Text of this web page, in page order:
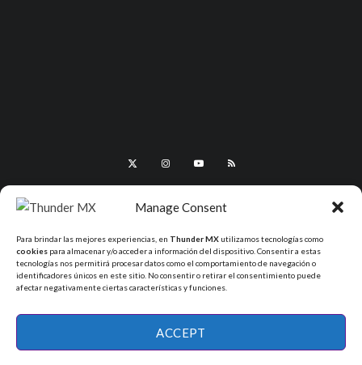
Manage Consent
Para brindar las mejores experiencias, en Thunder MX utilizamos tecnologías como
cookies para almacenar y/o acceder a información del dispositivo. Consentir a estas
tecnologías nos permitirá procesar datos como el comportamiento de navegación o
identificadores únicos en este sitio. No consentir o retirar el consentimiento puede
afectar negativamente ciertas características y funciones.
ACCEPT